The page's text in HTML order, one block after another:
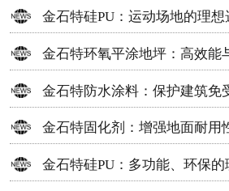
地面材料
金石特硅PU：运动场地的理想
金石特环氧平涂地坪：高效能
决方案
金石特防水涂料：保护建筑免
方案
金石特固化剂：增强地面耐用
金石特硅PU：多功能、环保